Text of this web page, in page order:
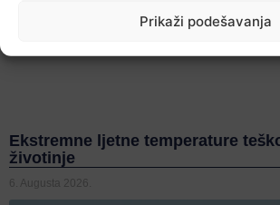
Prikaži podešavanja
Ekstremne ljetne temperature
životinje
6. Augusta 2026.